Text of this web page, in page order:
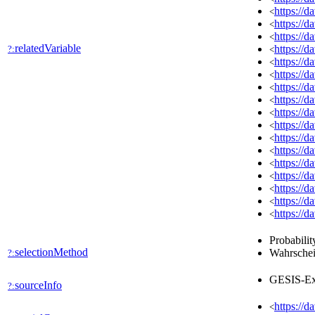
?:relatedVariable
<https://
<https://
<https://
<https://
<https://
<https://
<https://
<https://
<https://
<https://
<https://
<https://
<https://
<https://
<https://
<https://
<https://
?:selectionMethod
?:sourceInfo GESIS-
<https://